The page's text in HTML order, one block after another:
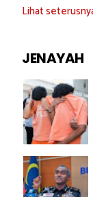
Lihat
JENAYAH